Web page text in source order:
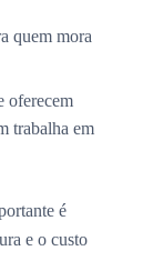
quem mora
oferecem
trabalha em
é
e o custo